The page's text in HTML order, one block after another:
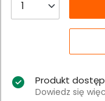
Produkt
Dowiedz się